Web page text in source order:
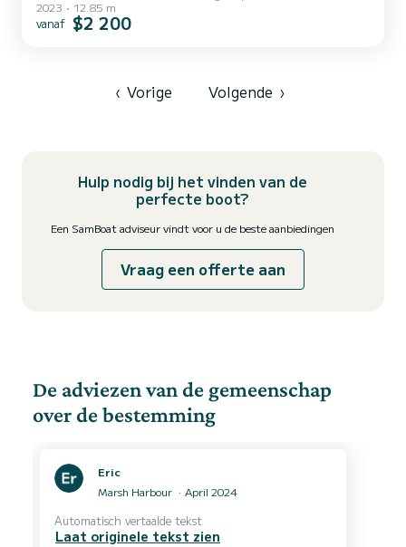
cruise on this catamaran of 13 meters. You will be able to
accommodate up to 9 passengers when cruising and take
2023
12.85 m
vanaf $2 200
‹ Vorige Volgende ›
Hulp nodig bij het vinden van de
perfecte boot?
Een SamBoat adviseur vindt voor u de beste aanbiedingen
Vraag een offerte aan
De adviezen van de gemeenschap
over de bestemming
Eric
Marsh Harbour
April 2024
Automatisch vertaalde tekst
Laat originele tekst zien